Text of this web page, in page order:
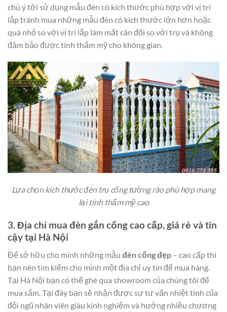
chú ý tới sử dụng mẫu đèn có kích thước phù hợp với vị trí
lắp tránh mua những mẫu đèn có kích thước lớn hơn hoặc
quá nhỏ so với vị trí lắp làm mất cân đối so với trụ và không
đảm bảo được tính thẩm mỹ cho không gian.
Lựa chọn kích thước đèn trụ cổng tường rào phù hợp mang
lại tính thẩm mỹ cao
3. Địa chỉ mua đèn gắn cổng cao cấp, giá rẻ và tin
cậy tại Hà Nội
Để sở hữu cho mình những mẫu đèn cổng đẹp – cao cấp thì
bạn nên tìm kiếm cho mình một địa chỉ uy tín để mua hàng.
Tại Hà Nội bạn có thể ghé qua showroom của chúng tôi để
mua sắm. Tại đây bạn sẽ nhận được sự tư vấn nhiệt tình của
đội ngũ nhân viên giàu kinh nghiệm và hưởng nhiều chương